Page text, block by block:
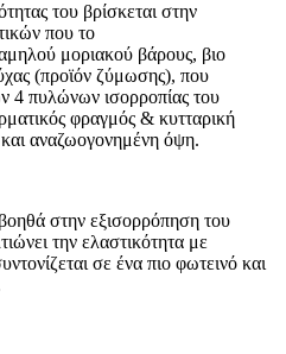
του βρίσκεται στην
που το
μοριακού βάρους, βιο
(προϊόν ζύμωσης), που
4 πυλώνων ισορροπίας του
φραγμός & κυτταρική
και αναζωογονημένη όψη.
στην εξισορρόπηση του
την ελαστικότητα με
σε ένα πιο φωτεινό και